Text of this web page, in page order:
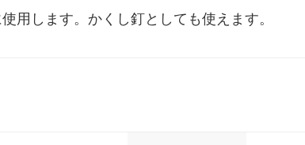
用します。かくし釘としても使えます。